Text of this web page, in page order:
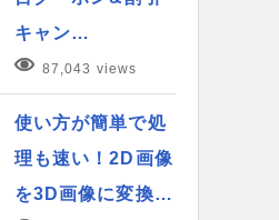
キャン…
87,043 views
使い方が簡単で処
理も速い！2D画像
を3D画像に変換…